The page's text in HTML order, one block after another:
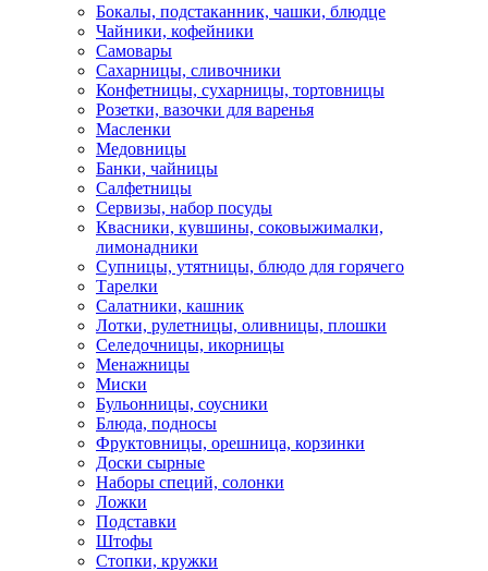
Бокалы, подстаканник, чашки, блюдце
Чайники, кофейники
Самовары
Сахарницы, сливочники
Конфетницы, сухарницы, тортовницы
Розетки, вазочки для варенья
Масленки
Медовницы
Банки, чайницы
Салфетницы
Сервизы, набор посуды
Квасники, кувшины, соковыжималки,
лимонадники
Супницы, утятницы, блюдо для горячего
Тарелки
Салатники, кашник
Лотки, рулетницы, оливницы, плошки
Селедочницы, икорницы
Менажницы
Миски
Бульонницы, соусники
Блюда, подносы
Фруктовницы, орешница, корзинки
Доски сырные
Наборы специй, солонки
Ложки
Подставки
Штофы
Стопки, кружки